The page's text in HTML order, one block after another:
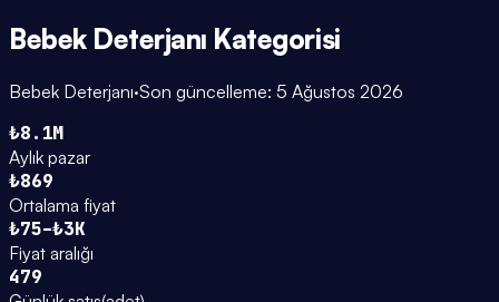
Bebek Deterjanı Kategorisi
Bebek Deterjanı·Son güncelleme: 5 Ağustos 2026
₺8.1M
Aylık pazar
₺869
Ortalama fiyat
₺75–₺3K
Fiyat aralığı
479